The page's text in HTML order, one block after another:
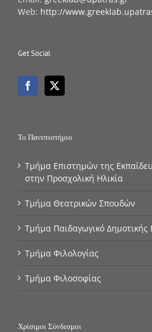
Web: http://
Get Social
Το Πανεπιστήμιο
Τμήμα Επιστημών της
στην Προσχολική Ηλικία
Τμήμα Θεατρικών Σπουδών
Τμήμα Παιδαγωγικό Δημοτικής
Τμήμα Φιλολογίας
Τμήμα Φιλοσοφίας
Χρίσιμοι Σύνδεσμοι